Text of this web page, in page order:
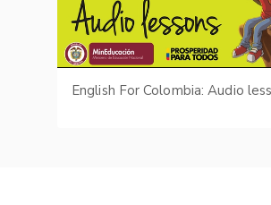
English For Colombia: Audio